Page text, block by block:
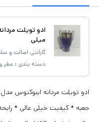
میلی
گارانتی اصالت و
دسته بندی : عطر
جعبه * کیفیت خیلی عالی *